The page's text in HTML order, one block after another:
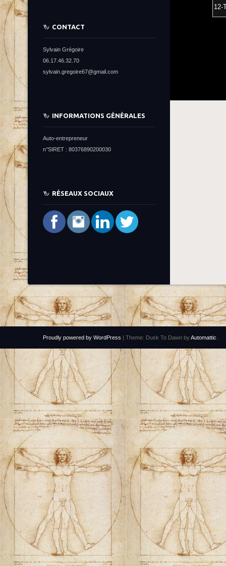
12-
CONTACT
Sylvain Grégoire
06.17.46.32.70
sylvain.gregoire67@gmail.com
INFORMATIONS GÉNÉRALES
Auto-entrepreneur
n°SIRET : 80376890200030
RÉSEAUX SOCIAUX
Proudly powered by WordPress | Theme: Dusk To Dawn byAutomattic